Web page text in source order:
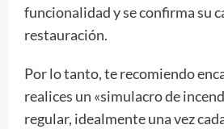
funcionalidad y se confirma su
restauración.
Por lo tanto, te recomiendo
realices un «simulacro de
regular, idealmente una vez